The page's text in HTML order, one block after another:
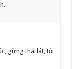
gừng thái lát, tỏi